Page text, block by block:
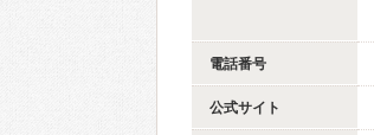
電話番号
公式サイト